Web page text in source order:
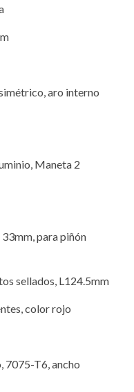
aro interno
Maneta 2
para piñón
sellados, L124.5mm
color rojo
7075-T6, ancho